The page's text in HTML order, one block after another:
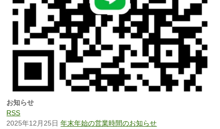
お知らせ
RSS
2025年12月25日 年末年始の営業時間のお知らせ